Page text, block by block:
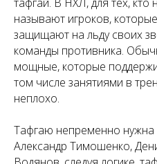
называют игроков,
защищают на льду своих
команды противника.
мощные, которые
том числе занятиями в
неплохо.
Тафгаю непременно нужна
Александр Тимошенко,